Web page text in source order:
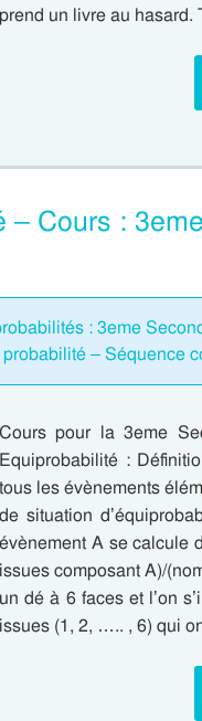
prend un livre au
– Cours :
: 3eme
– Séquence
Cours pour la 3eme
Equiprobabilité :
tous les évènements
de situation
évènement A se calcule
issues composant A)/
un dé à 6 faces et l’on
issues (1, 2, ….. , 6) qui